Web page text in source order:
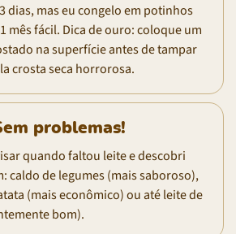
dias, mas eu congelo em potinhos
mês fácil. Dica de ouro: coloque um
na superfície antes de tampar
crosta seca horrorosa.
problemas!
quando faltou leite e descobri
caldo de legumes (mais saboroso),
(mais econômico) ou até leite de
bom).